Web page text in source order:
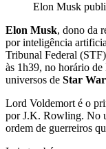
Elon Musk
Elon Musk, dono da
por inteligência
Tribunal Federal
às 1h39, no horário
universos de Star
Lord Voldemort é o
por J.K. Rowling. No
ordem de guerreiros